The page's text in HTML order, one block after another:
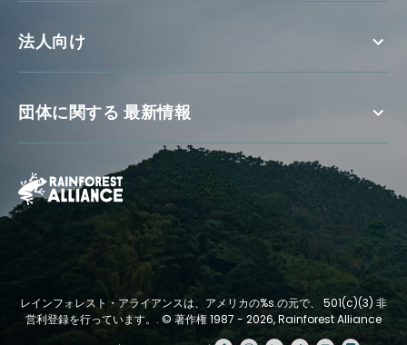
法人向け
団体に関する 最新情報
レインフォレスト・アライアンスは、アメリカの%s.の元で、 501(c)(3) 非
営利登録を行っています。. © 著作権 1987 - 2026, Rainforest Alliance